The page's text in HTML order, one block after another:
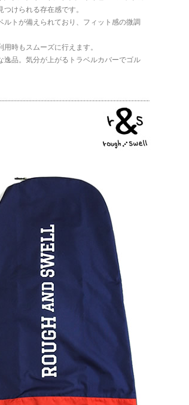
けられる存在感です。
トが備えられており、フィット感の微調
時もスムーズに行えます。
品。気分が上がるトラベルカバーでゴル